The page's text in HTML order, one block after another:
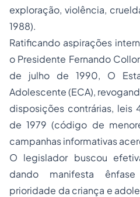
exploração, violência,
1988).
Ratificando aspirações
o Presidente Fernando
de julho de 1990, O
Adolescente (ECA),
disposições contrárias, leis
de 1979 (código de
campanhas informativas
O legislador buscou
dando manifesta
prioridade da criança e